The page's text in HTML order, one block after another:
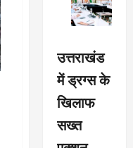
उत्तराखंड
में ड्रग्स के
खिलाफ
सख्त